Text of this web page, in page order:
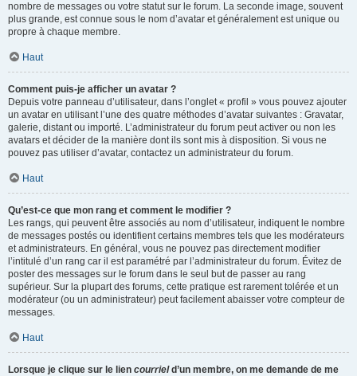
nombre de messages ou votre statut sur le forum. La seconde image, souvent
plus grande, est connue sous le nom d’avatar et généralement est unique ou
propre à chaque membre.
Haut
Comment puis-je afficher un avatar ?
Depuis votre panneau d’utilisateur, dans l’onglet « profil » vous pouvez ajouter
un avatar en utilisant l’une des quatre méthodes d’avatar suivantes : Gravatar,
galerie, distant ou importé. L’administrateur du forum peut activer ou non les
avatars et décider de la manière dont ils sont mis à disposition. Si vous ne
pouvez pas utiliser d’avatar, contactez un administrateur du forum.
Haut
Qu’est-ce que mon rang et comment le modifier ?
Les rangs, qui peuvent être associés au nom d’utilisateur, indiquent le nombre
de messages postés ou identifient certains membres tels que les modérateurs
et administrateurs. En général, vous ne pouvez pas directement modifier
l’intitulé d’un rang car il est paramétré par l’administrateur du forum. Évitez de
poster des messages sur le forum dans le seul but de passer au rang
supérieur. Sur la plupart des forums, cette pratique est rarement tolérée et un
modérateur (ou un administrateur) peut facilement abaisser votre compteur de
messages.
Haut
Lorsque je clique sur le lien courrield’un membre, on me demande de me